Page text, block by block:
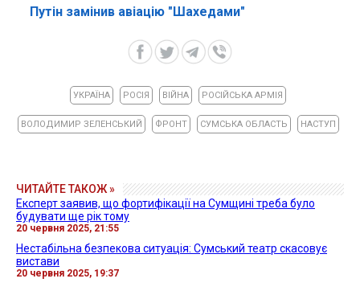
Путін замінив авіацію "Шахедами"
УКРАЇНА РОСІЯ ВІЙНА РОСІЙСЬКА АРМІЯ
ВОЛОДИМИР ЗЕЛЕНСЬКИЙ ФРОНТ СУМСЬКА ОБЛАСТЬ НАСТУП
ЧИТАЙТЕ ТАКОЖ »
Експерт заявив, що фортифікації на Сумщині треба було
будувати ще рік тому
20 червня 2025, 21:55
Нестабільна безпекова ситуація: Сумський театр скасовує
вистави
20 червня 2025, 19:37